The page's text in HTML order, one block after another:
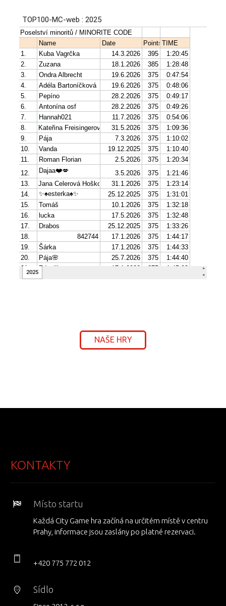
NAŠE HRY
KONTAKTY
Místo startu
Každá City Game hra začíná na určitém místě v centru
Prahy, informace jsou zaslány po platné rezervaci.
+420 775 772 012
Sídlo